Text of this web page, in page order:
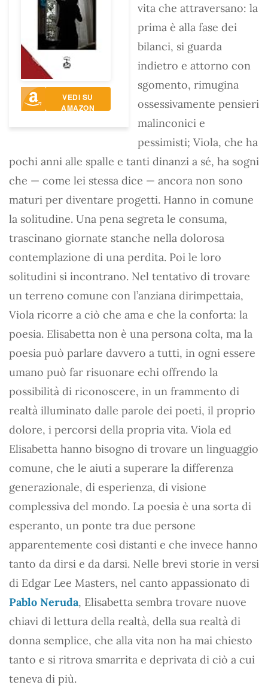
VEDI SU
AMAZON
vita che attraversano: la
prima è alla fase dei
bilanci, si guarda
indietro e attorno con
sgomento, rimugina
ossessivamente pensieri
malinconici e
pessimisti; Viola, che ha
pochi anni alle spalle e tanti dinanzi a sé, ha sogni
che — come lei stessa dice — ancora non sono
maturi per diventare progetti. Hanno in comune
la solitudine. Una pena segreta le consuma,
trascinano giornate stanche nella dolorosa
contemplazione di una perdita. Poi le loro
solitudini si incontrano. Nel tentativo di trovare
un terreno comune con l’anziana dirimpettaia,
Viola ricorre a ciò che ama e che la conforta: la
poesia. Elisabetta non è una persona colta, ma la
poesia può parlare davvero a tutti, in ogni essere
umano può far risuonare echi offrendo la
possibilità di riconoscere, in un frammento di
realtà illuminato dalle parole dei poeti, il proprio
dolore, i percorsi della propria vita. Viola ed
Elisabetta hanno bisogno di trovare un linguaggio
comune, che le aiuti a superare la differenza
generazionale, di esperienza, di visione
complessiva del mondo. La poesia è una sorta di
esperanto, un ponte tra due persone
apparentemente così distanti e che invece hanno
tanto da dirsi e da darsi. Nelle brevi storie in versi
di Edgar Lee Masters, nel canto appassionato di
Pablo Neruda, Elisabetta sembra trovare nuove
chiavi di lettura della realtà, della sua realtà di
donna semplice, che alla vita non ha mai chiesto
tanto e si ritrova smarrita e deprivata di ciò a cui
teneva di più.